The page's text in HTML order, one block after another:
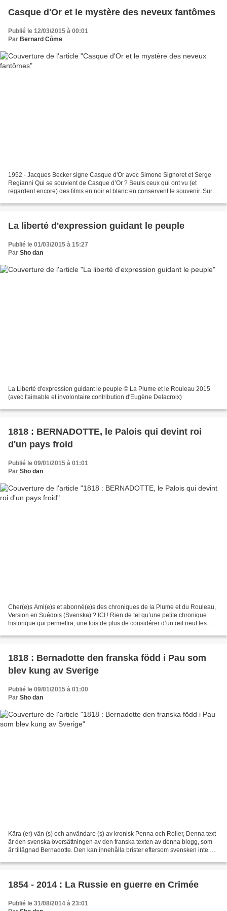
Casque d'Or et le mystère des neveux fantômes
Publié le 12/03/2015 à 00:01
Par Bernard Côme
1952 - Jacques Becker signe Casque d'Or avec Simone Signoret et Serge
Regianni Qui se souvient de Casque d’Or ? Seuls ceux qui ont vu (et
regardent encore) des films en noir et blanc en conservent le souvenir. Sur
La liberté d'expression guidant le peuple
Publié le 01/03/2015 à 15:27
Par Sho dan
La Liberté d'expression guidant le peuple © La Plume et le Rouleau 2015
(avec l'aimable et involontaire contribution d'Eugène Delacroix)
1818 : BERNADOTTE, le Palois qui devint roi
d'un pays froid
Publié le 09/01/2015 à 01:01
Par Sho dan
Cher(e)s Ami(e)s et abonné(e)s des chroniques de la Plume et du Rouleau,
Version en Suédois (Svenska) ? ICI ! Rien de tel qu’une petite chronique
historique qui permettra, une fois de plus de considérer d’un œil neuf les
1818 : Bernadotte den franska född i Pau som
blev kung av Sverige
Publié le 09/01/2015 à 01:00
Par Sho dan
Kära (er) vän (s) och användare (s) av kronisk Penna och Roller, Denna text
är den svenska översättningen av den franska texten av denna blogg, som
är tillägnad Bernadotte. Den kan innehålla brister eftersom svensken inte är
1854 - 2014 : La Russie en guerre en Crimée
Publié le 31/08/2014 à 23:01